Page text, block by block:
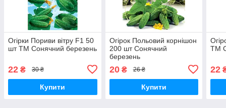
Огірки Пориви вітру F1 50
шт ТМ Сонячний березень
22 ₴ 30 ₴
Купити
Огірок Польовий корнішон
200 шт Сонячний
березень
20₴ 26 ₴
Купити
ТМ
22